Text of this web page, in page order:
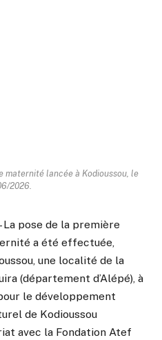
maternité lancée à Kodioussou, le
2026.
La pose de la première
a été effectuée,
une localité de la
(département d’Alépé), à
le développement
de Kodioussou
avec la Fondation Atef